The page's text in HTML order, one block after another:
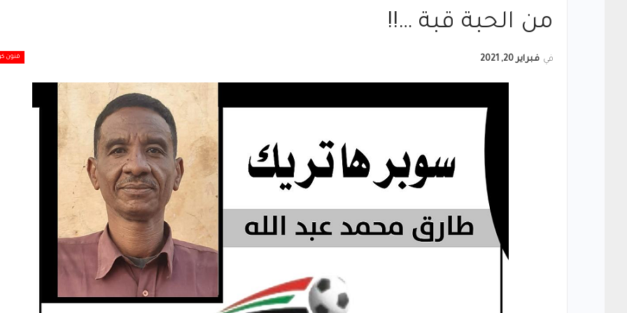
من الحبة قبة …!!
فنون في فبراير 20, 2021